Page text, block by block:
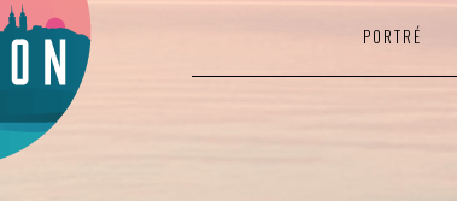
PORTRÉ